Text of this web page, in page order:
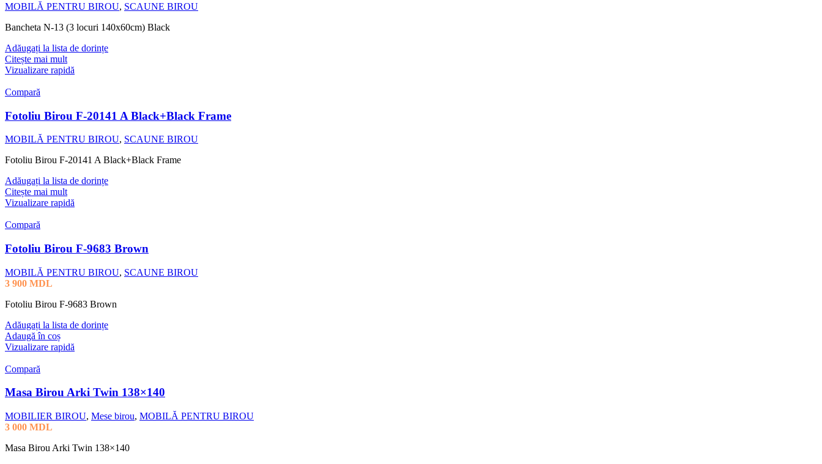
MOBILĂ PENTRU BIROU, SCAUNE BIROU
Bancheta N-13 (3 locuri 140x60cm) Black
Adăugați la lista de dorințe
Citește mai mult
Vizualizare rapidă
Compară
Fotoliu Birou F-20141 A Black+Black Frame
MOBILĂ PENTRU BIROU, SCAUNE BIROU
Fotoliu Birou F-20141 A Black+Black Frame
Adăugați la lista de dorințe
Citește mai mult
Vizualizare rapidă
Compară
Fotoliu Birou F-9683 Brown
MOBILĂ PENTRU BIROU, SCAUNE BIROU
3 900 MDL
Fotoliu Birou F-9683 Brown
Adăugați la lista de dorințe
Adaugă în coș
Vizualizare rapidă
Compară
Masa Birou Arki Twin 138×140
MOBILIER BIROU, Mese birou, MOBILĂ PENTRU BIROU
3 000 MDL
Masa Birou Arki Twin 138×140